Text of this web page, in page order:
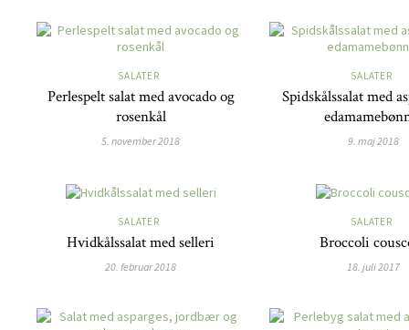
SALATER
Perlespelt salat med avocado og
rosenkål
5. november 2018
SALATER
Spidskålssalat med
9. maj 2018
SALATER
Hvidkålssalat med selleri
20. februar 2018
SALATER
Broccoli
18. juli 2017